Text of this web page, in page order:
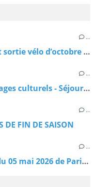
…
Programme des randonnées et sortie vélo d’octobre à décembre 2026
…
Programme 2027 Séjours - Voyages culturels - Séjours Randonnées
…
DE FIN DE SAISON
…
Annulation de la Randonnée du 05 mai 2026 de Paris à Versailles